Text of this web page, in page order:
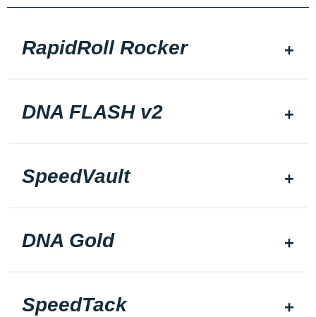
RapidRoll Rocker
DNA FLASH v2
SpeedVault
DNA Gold
SpeedTack